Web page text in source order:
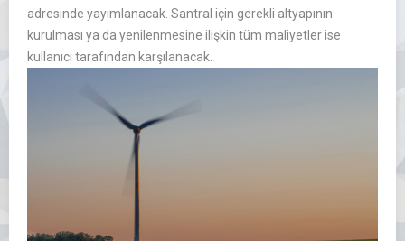
adresinde yayımlanacak. Santral için gerekli altyapının
kurulması ya da yenilenmesine ilişkin tüm maliyetler ise
kullanıcı tarafından karşılanacak.